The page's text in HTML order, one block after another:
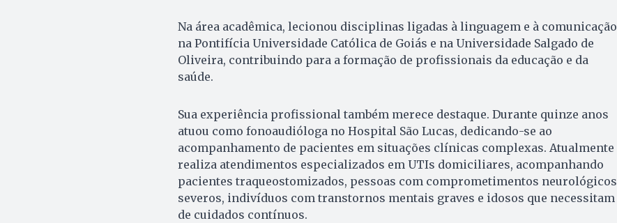
Na área acadêmica, lecionou disciplinas ligadas à linguagem e à comunicação
na Pontifícia Universidade Católica de Goiás e na Universidade Salgado de
Oliveira, contribuindo para a formação de profissionais da educação e da
saúde.
Sua experiência profissional também merece destaque. Durante quinze anos
atuou como fonoaudióloga no Hospital São Lucas, dedicando-se ao
acompanhamento de pacientes em situações clínicas complexas. Atualmente
realiza atendimentos especializados em UTIs domiciliares, acompanhando
pacientes traqueostomizados, pessoas com comprometimentos neurológicos
severos, indivíduos com transtornos mentais graves e idosos que necessitam
de cuidados contínuos.